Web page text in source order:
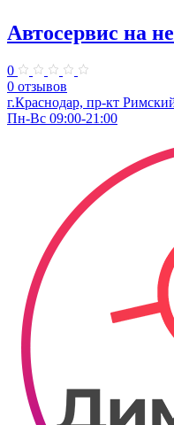
Автосервис на
0
0 отзывов
г.Краснодар, пр-кт
Пн-Вс 09:00-21:00